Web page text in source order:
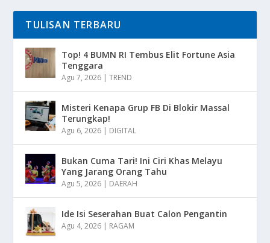
TULISAN TERBARU
Top! 4 BUMN RI Tembus Elit Fortune Asia
Tenggara
Agu 7, 2026 |TREND
Misteri Kenapa Grup FB Di Blokir Massal
Terungkap!
Agu 6, 2026 | DIGITAL
Bukan Cuma Tari! Ini Ciri Khas Melayu
Yang Jarang Orang Tahu
Agu 5, 2026 | DAERAH
Ide Isi Seserahan Buat Calon Pengantin
Agu 4, 2026 | RAGAM